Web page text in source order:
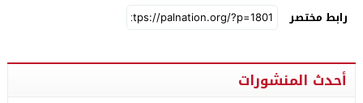
رابط مختصر
أحدث المنشورات